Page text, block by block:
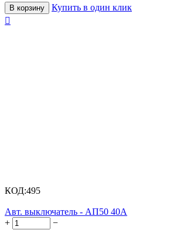
В корзину
Купить в один клик

КОД:495
Авт. выключатель - АП50 40А
+
−